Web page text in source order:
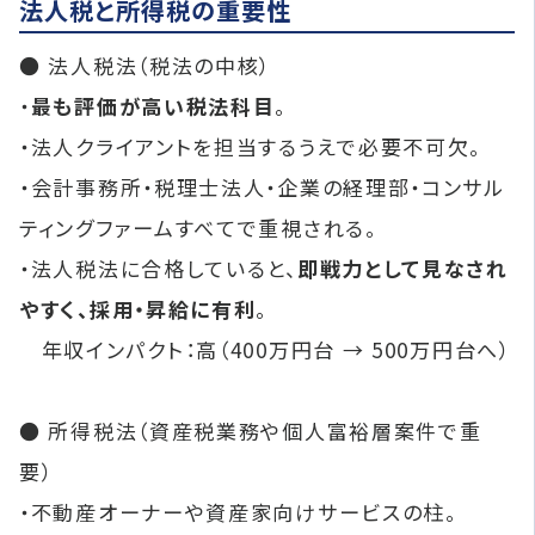
法人税と所得税の重要性
● 法人税法（税法の中核）
・最も評価が高い税法科目。
・法人クライアントを担当するうえで必要不可欠。
・会計事務所・税理士法人・企業の経理部・コンサル
ティングファームすべてで重視される。
・法人税法に合格していると、 即戦力として見なされ
やすく、採用・昇給に有利。
年収インパクト：高（400万円台 → 500万円台へ）
● 所得税法（資産税業務や個人富裕層案件で重
要）
・不動産オーナーや資産家向けサービスの柱。